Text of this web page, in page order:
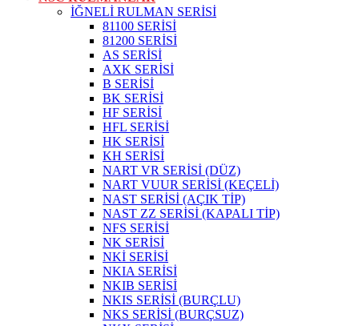
İĞNELİ RULMAN SERİSİ
81100 SERİSİ
81200 SERİSİ
AS SERİSİ
AXK SERİSİ
B SERİSİ
BK SERİSİ
HF SERİSİ
HFL SERİSİ
HK SERİSİ
KH SERİSİ
NART VR SERİSİ (DÜZ)
NART VUUR SERİSİ (KEÇELİ)
NAST SERİSİ (AÇIK TİP)
NAST ZZ SERİSİ (KAPALI TİP)
NFS SERİSİ
NK SERİSİ
NKİ SERİSİ
NKIA SERİSİ
NKIB SERİSİ
NKIS SERİSİ (BURÇLU)
NKS SERİSİ (BURÇSUZ)